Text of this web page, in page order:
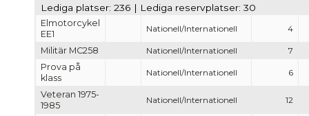
Lediga platser: 236 | Lediga reservplatser: 30
Elmotorcykel
EE1
Nationell/Internationell 4
Militär MC258 Nationell/Internationell
7
Prova på
klass
Nationell/Internationell 6
Veteran 1975-
1985
Nationell/Internationell 12